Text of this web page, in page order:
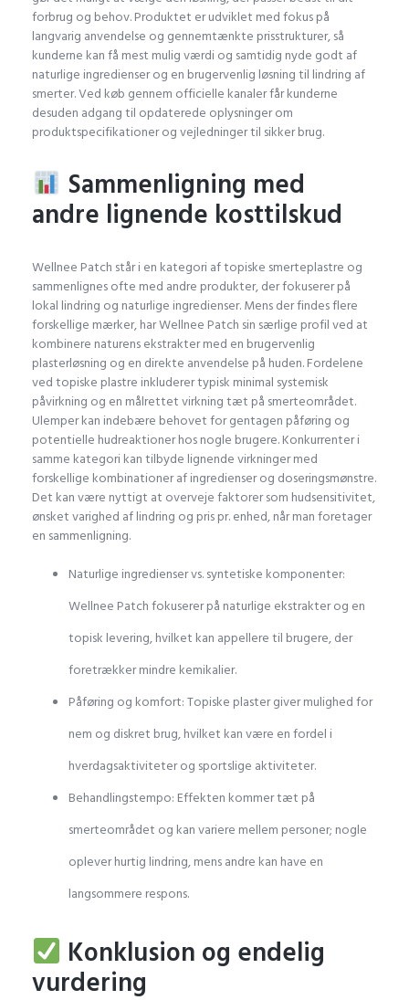
forbrug og behov. Produktet er udviklet med fokus på
langvarig anvendelse og gennemtænkte prisstrukturer, så
kunderne kan få mest mulig værdi og samtidig nyde godt af
naturlige ingredienser og en brugervenlig løsning til lindring af
smerter. Ved køb gennem officielle kanaler får kunderne
desuden adgang til opdaterede oplysninger om
produktspecifikationer og vejledninger til sikker brug.
Sammenligning med
andre lignende kosttilskud
Wellnee Patch står i en kategori af topiske smerteplastre og
sammenlignes ofte med andre produkter, der fokuserer på
lokal lindring og naturlige ingredienser. Mens der findes flere
forskellige mærker, har Wellnee Patch sin særlige profil ved at
kombinere naturens ekstrakter med en brugervenlig
plasterløsning og en direkte anvendelse på huden. Fordelene
ved topiske plastre inkluderer typisk minimal systemisk
påvirkning og en målrettet virkning tæt på smerteområdet.
Ulemper kan indebære behovet for gentagen påføring og
potentielle hudreaktioner hos nogle brugere. Konkurrenter i
samme kategori kan tilbyde lignende virkninger med
forskellige kombinationer af ingredienser og doseringsmønstre.
Det kan være nyttigt at overveje faktorer som hudsensitivitet,
ønsket varighed af lindring og pris pr. enhed, når man foretager
en sammenligning.
Naturlige ingredienser vs. syntetiske komponenter:
Wellnee Patch fokuserer på naturlige ekstrakter og en
topisk levering, hvilket kan appellere til brugere, der
foretrækker mindre kemikalier.
Påføring og komfort: Topiske plaster giver mulighed for
nem og diskret brug, hvilket kan være en fordel i
hverdagsaktiviteter og sportslige aktiviteter.
Behandlingstempo: Effekten kommer tæt på
smerteområdet og kan variere mellem personer; nogle
oplever hurtig lindring, mens andre kan have en
langsommere respons.
Konklusion og endelig
vurdering